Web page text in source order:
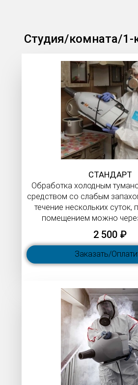
Студия/комната/1-
СТАНДАРТ
Обработка холодным
средством со слабым
течение нескольких суток,
помещением можно
2 500 ₽
Заказать/